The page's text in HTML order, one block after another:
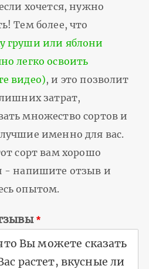
хочется, нужно
Тем более, что
груши или яблони
легко освоить
видео), и это позволит
затрат,
множество сортов и
именно для вас.
сорт вам хорошо
- напишите отзыв и
опытом.